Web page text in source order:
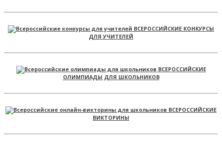
ВСЕРОССИЙСКИЕ КОНКУРСЫ
ДЛЯ УЧИТЕЛЕЙ
ВСЕРОССИЙСКИЕ
ОЛИМПИАДЫ ДЛЯ ШКОЛЬНИКОВ
ВСЕРОССИЙСКИЕ
ВИКТОРИНЫ